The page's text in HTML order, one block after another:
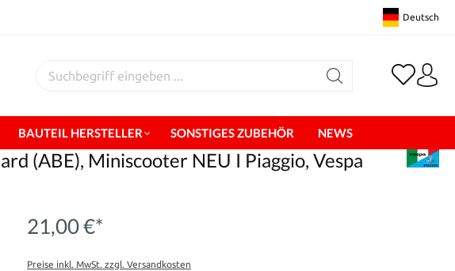
Deutsch
BAUTEIL HERSTELLER SONSTIGES ZUBEHÖR NEWS
(ABE), Miniscooter NEU I Piaggio, Vespa
21,00 €*
Preise inkl. MwSt. zzgl. Versandkosten